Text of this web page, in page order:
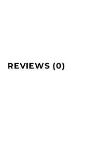
REVIEWS (0)